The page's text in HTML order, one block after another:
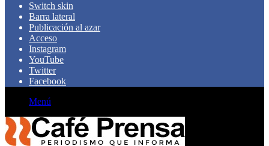
Switch skin
Barra lateral
Publicación al azar
Acceso
Instagram
YouTube
Twitter
Facebook
Menú